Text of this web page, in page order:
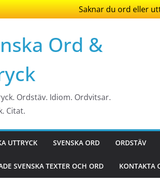
Saknar du ord eller
Ord &
Ordstäv. Idiom. Ordvitsar.
Citat.
UTTRYCK SVENSKA ORD ORDSTÄV
SVENSKA TEXTER OCH ORD KONTAKTA